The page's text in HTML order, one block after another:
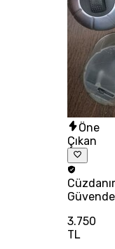
Öne
Çıkan
Güvende
3.750
TL